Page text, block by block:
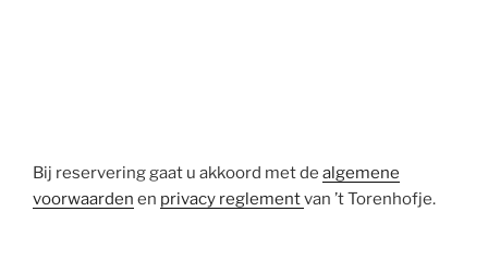
Bij reservering gaat u akkoord met de algemene
voorwaarden en privacy reglementvan ’t Torenhofje.